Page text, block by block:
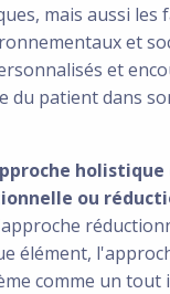
mais aussi les
et
et
du patient dans
ou
élément,
comme un tout